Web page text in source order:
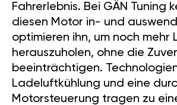
Fahrerlebnis. Bei GÄN Tuning
diesen Motor in- und
optimieren ihn, um noch mehr
herauszuholen, ohne die
beeinträchtigen.
Ladeluftkühlung und eine
Motorsteuerung tragen zu